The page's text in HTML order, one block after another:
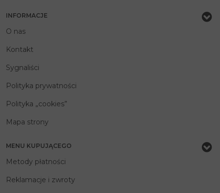
INFORMACJE
O nas
Kontakt
Sygnaliści
Polityka prywatności
Polityka „cookies”
Mapa strony
MENU KUPUJĄCEGO
Metody płatności
Reklamacje i zwroty